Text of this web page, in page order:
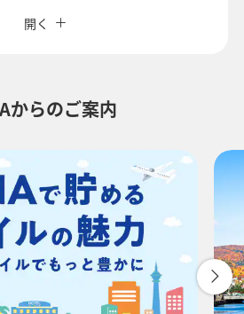
ぎ所要時間を追加する
時間帯
索開く
からのご案内